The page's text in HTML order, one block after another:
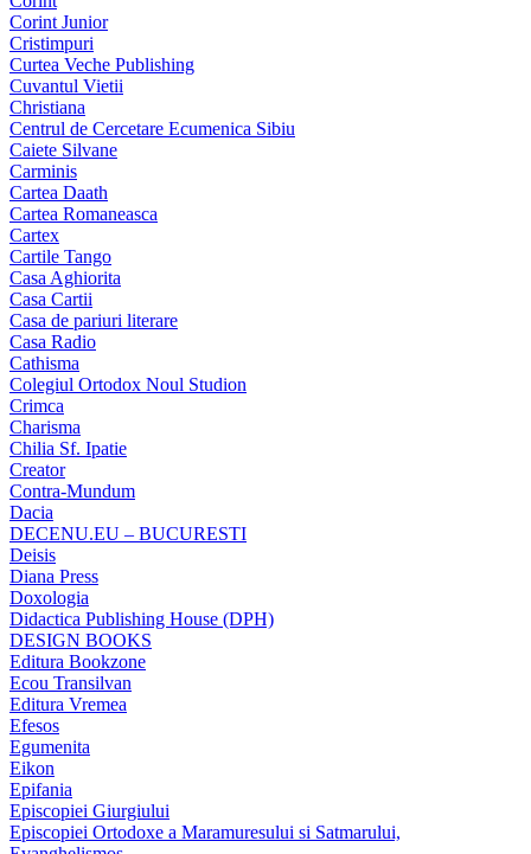
Corint Junior
Cristimpuri
Curtea Veche Publishing
Cuvantul Vietii
Christiana
Centrul de Cercetare Ecumenica Sibiu
Caiete Silvane
Carminis
Cartea Daath
Cartea Romaneasca
Cartex
Cartile Tango
Casa Aghiorita
Casa Cartii
Casa de pariuri literare
Casa Radio
Cathisma
Colegiul Ortodox Noul Studion
Crimca
Charisma
Chilia Sf. Ipatie
Creator
Contra-Mundum
Dacia
DECENU.EU – BUCURESTI
Deisis
Diana Press
Doxologia
Didactica Publishing House (DPH)
DESIGN BOOKS
Editura Bookzone
Ecou Transilvan
Editura Vremea
Efesos
Egumenita
Eikon
Epifania
Episcopiei Giurgiului
Episcopiei Ortodoxe a Maramuresului si Satmarului,